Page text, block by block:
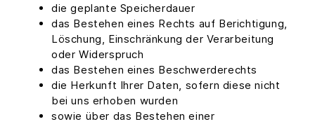
die geplante Speicherdauer
das Bestehen eines Rechts auf Berichtigung,
Löschung, Einschränkung der Verarbeitung
oder Widerspruch
das Bestehen eines Beschwerderechts
die Herkunft Ihrer Daten, sofern diese nicht
bei uns erhoben wurden
sowie über das Bestehen einer